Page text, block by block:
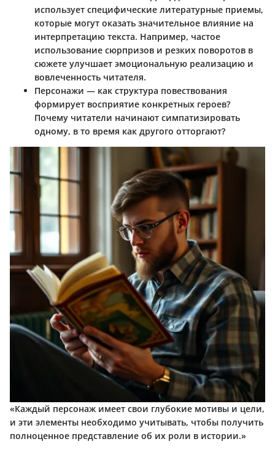
использует специфические литературные приемы,
которые могут оказать значительное влияние на
интерпретацию текста. Например, частое
использование сюрпризов и резких поворотов в
сюжете улучшает эмоциональную реализацию и
вовлеченность читателя.
Персонажи — как структура повествования
формирует восприятие конкретных героев?
Почему читатели начинают симпатизировать
одному, в то время как другого отторгают?
«Каждый персонаж имеет свои глубокие мотивы и цели,
и эти элементы необходимо учитывать, чтобы получить
полноценное представление об их роли в истории.»